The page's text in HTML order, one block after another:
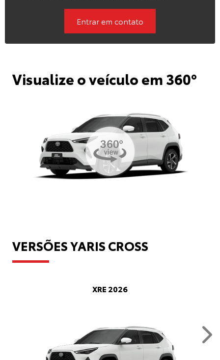
Entrar em contato
Visualize o veículo em 360°
VERSÕES YARIS CROSS
XRE 2026